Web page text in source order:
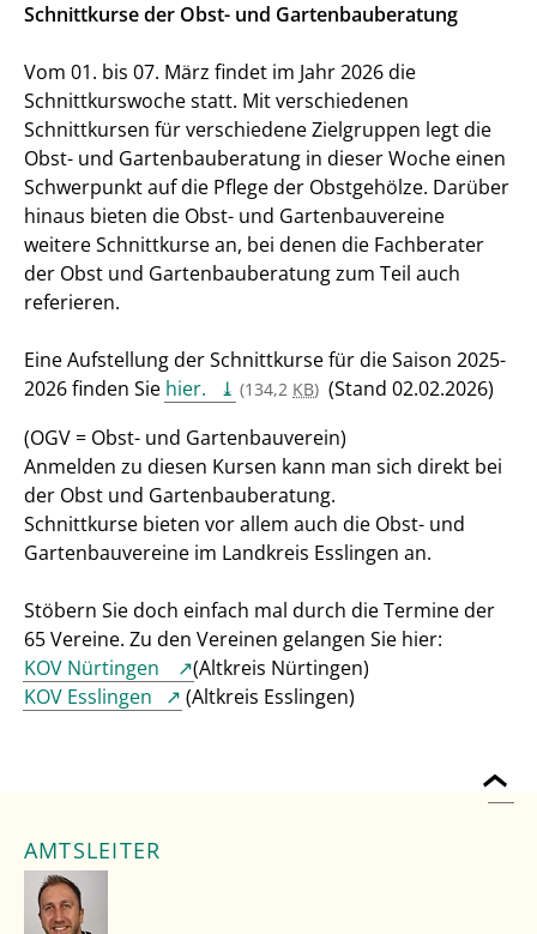
Schnittkurse der Obst- und Gartenbauberatung
Vom 01. bis 07. März findet im Jahr 2026 die
Schnittkurswoche statt. Mit verschiedenen
Schnittkursen für verschiedene Zielgruppen legt die
Obst- und Gartenbauberatung in dieser Woche einen
Schwerpunkt auf die Pflege der Obstgehölze. Darüber
hinaus bieten die Obst- und Gartenbauvereine
weitere Schnittkurse an, bei denen die Fachberater
der Obst und Gartenbauberatung zum Teil auch
referieren.
Eine Aufstellung der Schnittkurse für die Saison 2025-
2026 finden Sie hier. (134,2 KB) (Stand 02.02.2026)
(OGV = Obst- und Gartenbauverein)
Anmelden zu diesen Kursen kann man sich direkt bei
der Obst und Gartenbauberatung.
Schnittkurse bieten vor allem auch die Obst- und
Gartenbauvereine im Landkreis Esslingen an.
Stöbern Sie doch einfach mal durch die Termine der
65 Vereine. Zu den Vereinen gelangen Sie hier:
KOV Nürtingen
(Altkreis Nürtingen)
KOV Esslingen
(Altkreis Esslingen)
AMTSLEITER